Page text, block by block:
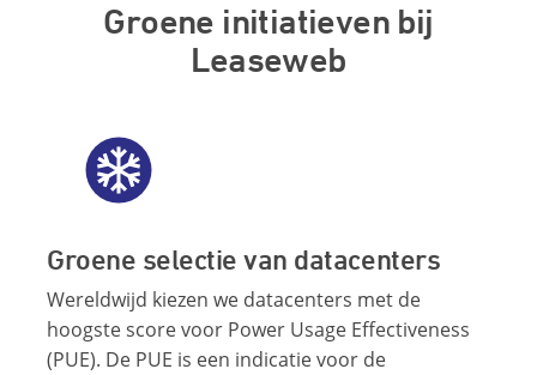
Groene initiatieven bij
Leaseweb
Groene selectie van datacenters
Wereldwijd kiezen we datacenters met de
hoogste score voor Power Usage Effectiveness
(PUE). De PUE is een indicatie voor de